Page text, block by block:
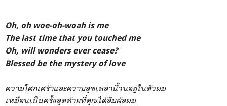
Oh, oh woe-oh-woah is me
The last time that you touched me
Oh, will wonders ever cease?
Blessed be the mystery of love
ความโศกเศร้าและความสุขเหล่านี้วนอยู่ในตัวผม
เหมือนเป็นครั้งสุดท้ายที่คุณได้สัมผัสผม